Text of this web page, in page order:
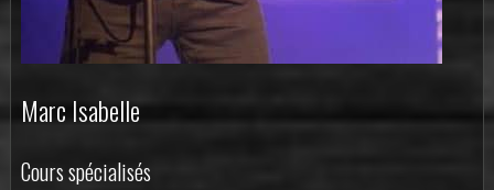
Marc Isabelle
Cours spécialisés